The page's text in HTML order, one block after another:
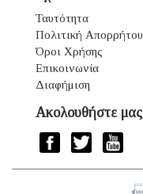
Ταυτότητα
Πολιτική Απορρήτου
Όροι Χρήσης
Επικοινωνία
Διαφήμιση
Ακολουθήστε μας